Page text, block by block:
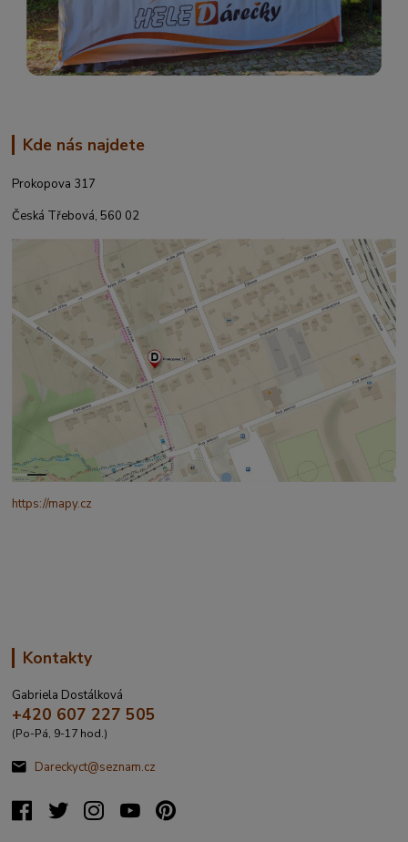
Kde nás najdete
Prokopova 317
Česká Třebová, 560 02
https://mapy.cz
Kontakty
Gabriela Dostálková
+420 607 227 505
(Po-Pá, 9-17 hod.)
Dareckyct@seznam.cz